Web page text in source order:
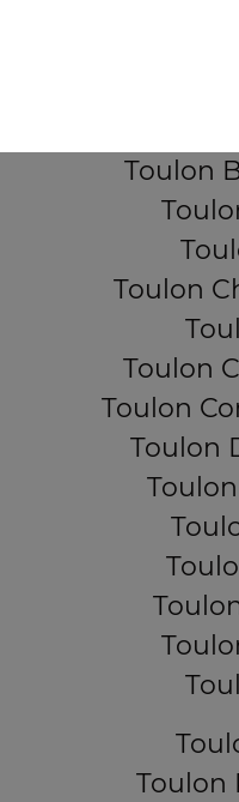
Toulon
Toulon
Toulon
Toulon
Toulon
Toulon